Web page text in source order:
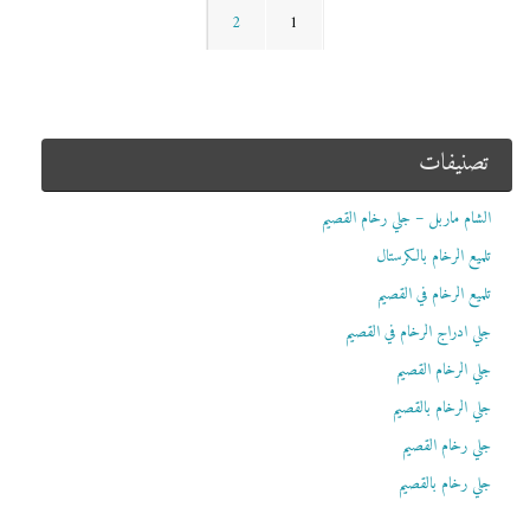
1
2
تصنيفات
الشام ماربل – جلي رخام القصيم
تلميع الرخام بالكرستال
تلميع الرخام في القصيم
جلي ادراج الرخام في القصيم
جلي الرخام القصيم
جلي الرخام بالقصيم
جلي رخام القصيم
جلي رخام بالقصيم